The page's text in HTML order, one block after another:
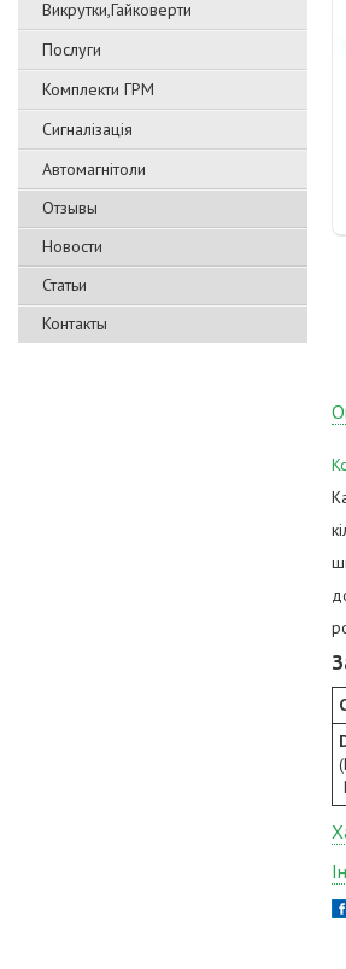
Викрутки,Гайковерти
Послуги
Комплекти ГРМ
Сигналізація
Автомагнітоли
Отзывы
Новости
Статьи
Контакты